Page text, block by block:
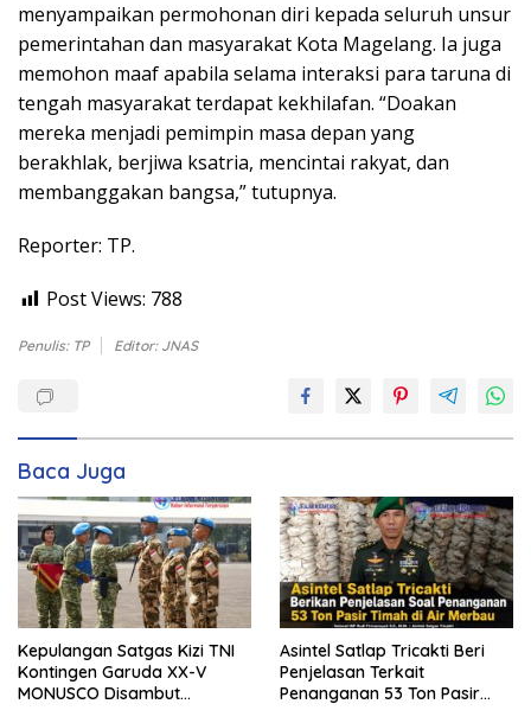
menyampaikan permohonan diri kepada seluruh unsur
pemerintahan dan masyarakat Kota Magelang. Ia juga
memohon maaf apabila selama interaksi para taruna di
tengah masyarakat terdapat kekhilafan. “Doakan
mereka menjadi pemimpin masa depan yang
berakhlak, berjiwa ksatria, mencintai rakyat, dan
membanggakan bangsa,” tutupnya.
Reporter: TP.
Post Views: 788
Penulis: TP Editor: JNAS
Baca Juga
Kepulangan Satgas Kizi TNI
Kontingen Garuda XX-V
MONUSCO Disambut
Asintel Satlap Tricakti Beri
Penjelasan Terkait
Penanganan 53 Ton Pasir